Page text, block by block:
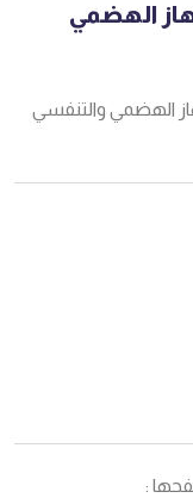
الهضمي
الهضمي والتنفسي
: